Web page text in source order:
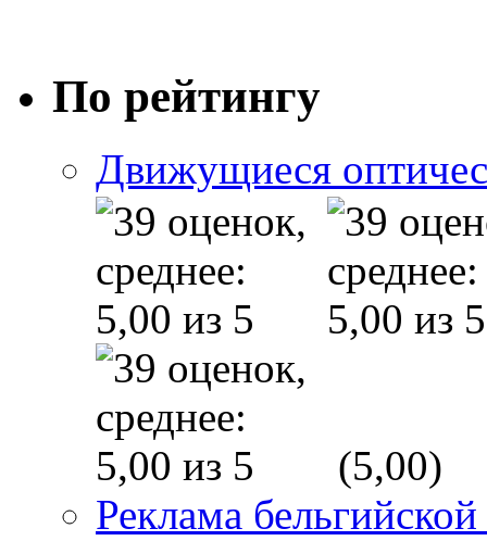
По рейтингу
Движущиеся
(5,00)
Реклама